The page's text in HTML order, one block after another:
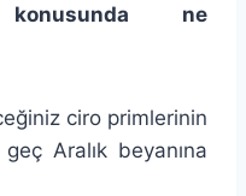
ne
ciro primlerinin
Aralık beyanına